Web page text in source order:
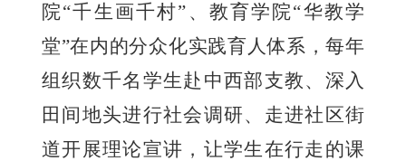
院“千生画千村”、教育学院“华教学
堂”在内的分众化实践育人体系，每年
组织数千名学生赴中西部支教、深入
田间地头进行社会调研、走进社区街
道开展理论宣讲，让学生在行走的课